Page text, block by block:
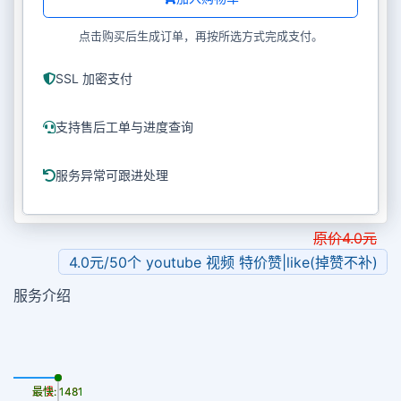
点击购买后生成订单，再按所选方式完成支付。
SSL 加密支付
支持售后工单与进度查询
服务异常可跟进处理
原价4.0元
4.0元/50个 youtube 视频 特价赞|like(掉赞不补)
服务介绍
最慢: 1481
最快: 1481